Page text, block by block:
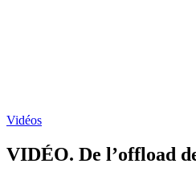
Vidéos
VIDÉO. De l’offload